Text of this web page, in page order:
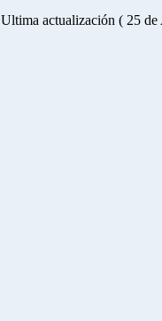
Ultima actualización ( 25 de